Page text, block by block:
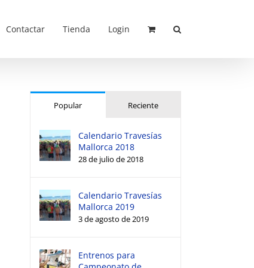
Contactar Tienda Login
Popular Reciente
Calendario Travesías
Mallorca 2018
28 de julio de 2018
Calendario Travesías
Mallorca 2019
3 de agosto de 2019
Entrenos para